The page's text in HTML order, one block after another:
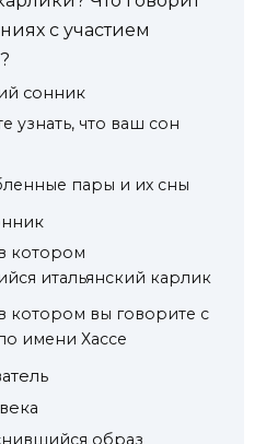
с участием
сонник
узнать, что ваш сон
пары и их сны
котором
итальянский карлик
котором вы говорите с
имени Хассе
образ